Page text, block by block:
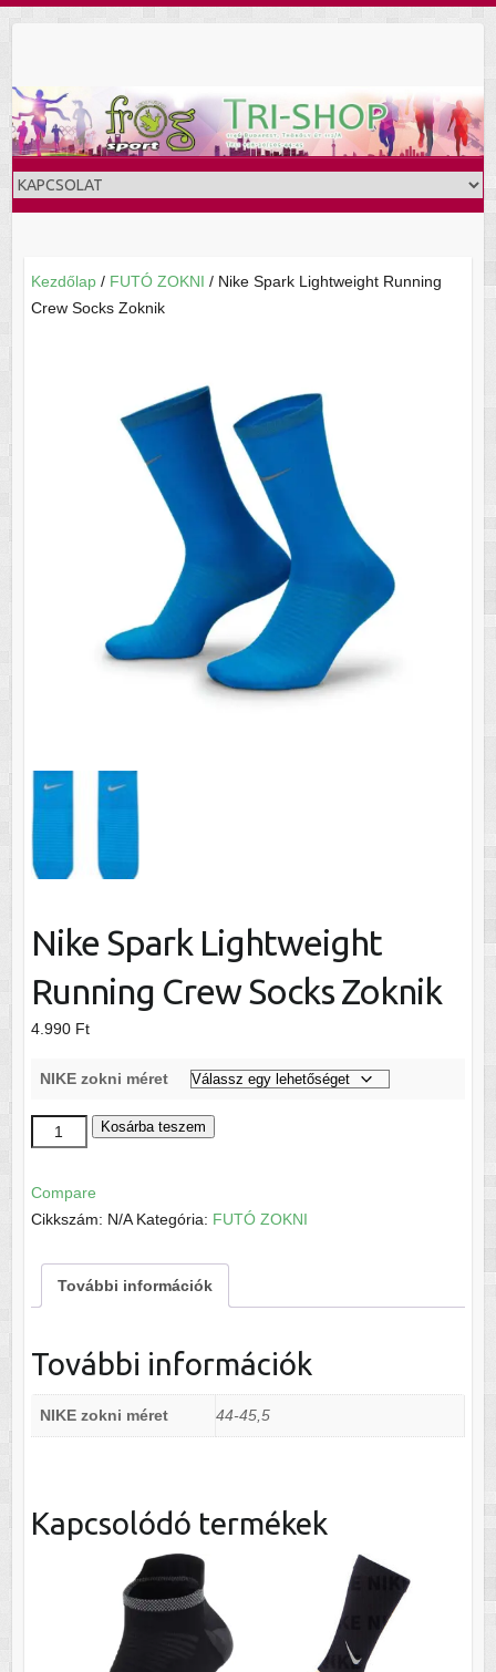
Kezdőlap/ FUTÓ ZOKNI / Nike Spark Lightweight Running
Crew Socks Zoknik
Nike Spark Lightweight
Running Crew Socks Zoknik
4.990 Ft
NIKE zokni méret
Nike
Spark
Running
Socks
Zoknik
mennyiség
Kosárba teszem
Compare
Cikkszám: N/A Kategória: FUTÓ ZOKNI
További információk
További információk
NIKE zokni méret 44-45,5
Kapcsolódó termékek